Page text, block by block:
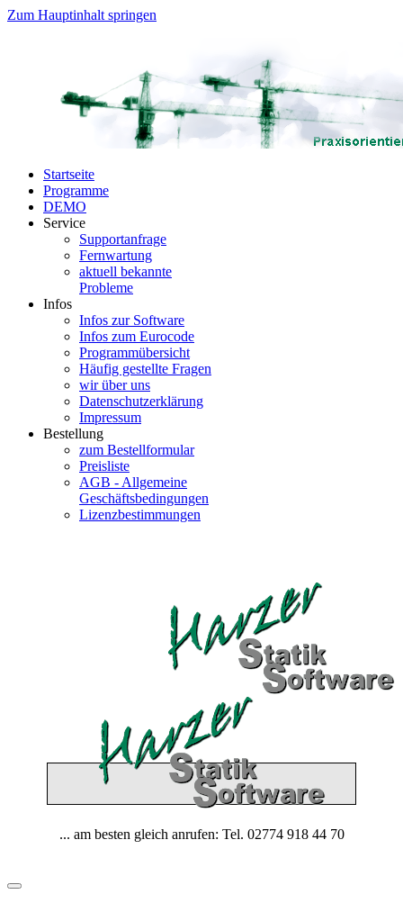
Zum Hauptinhalt springen
Startseite
Programme
DEMO
Service
Supportanfrage
Fernwartung
aktuell bekannte
Probleme
Infos
Infos zur Software
Infos zum Eurocode
Programmübersicht
Häufig gestellte Fragen
wir über uns
Datenschutzerklärung
Impressum
Bestellung
zum Bestellformular
Preisliste
AGB - Allgemeine
Geschäftsbedingungen
Lizenzbestimmungen
... am besten gleich anrufen: Tel. 02774 918 44 70